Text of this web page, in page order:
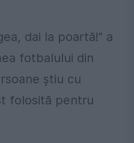
dai la poartă!” a
fotbalului din
știu cu
folosită pentru